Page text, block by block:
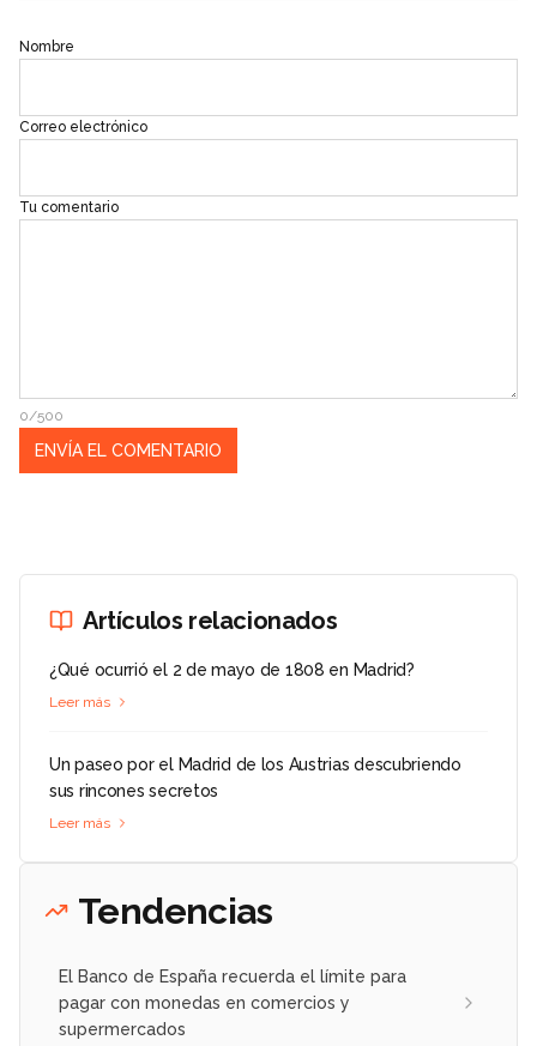
Nombre
Correo electrónico
Tu comentario
0/500
Artículos relacionados
¿Qué ocurrió el 2 de mayo de 1808 en Madrid?
Leer más
Un paseo por el Madrid de los Austrias descubriendo
sus rincones secretos
Leer más
Tendencias
El Banco de España recuerda el límite para
pagar con monedas en comercios y
supermercados